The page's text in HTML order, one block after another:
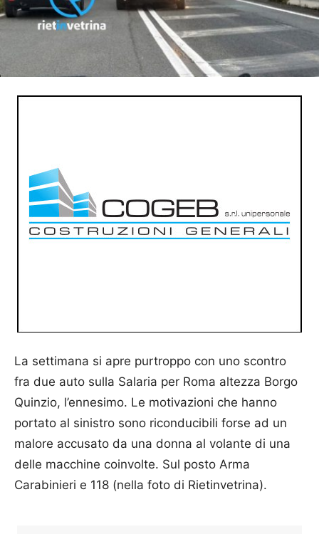
La settimana si apre purtroppo con uno scontro
fra due auto sulla Salaria per Roma altezza Borgo
Quinzio, l’ennesimo. Le motivazioni che hanno
portato al sinistro sono riconducibili forse ad un
malore accusato da una donna al volante di una
delle macchine coinvolte. Sul posto Arma
Carabinieri e 118 (nella foto di Rietinvetrina).